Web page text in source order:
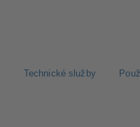
Technické služby